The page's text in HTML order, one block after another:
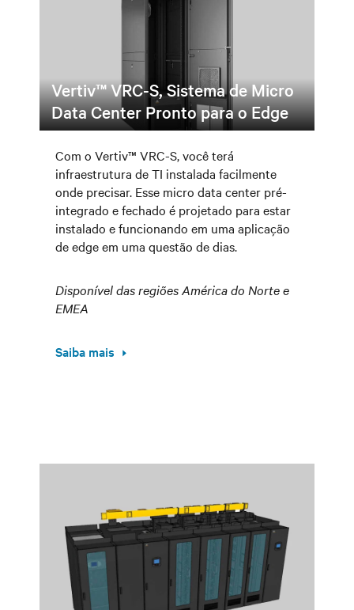
Vertiv™ VRC-S, Sistema de Micro
Data Center Pronto para o Edge
Com o Vertiv™ VRC-S, você terá
infraestrutura de TI instalada facilmente
onde precisar. Esse micro data center pré-
integrado e fechado é projetado para estar
instalado e funcionando em uma aplicação
de edge em uma questão de dias.
Disponível das regiões América do Norte e
EMEA
Saiba mais